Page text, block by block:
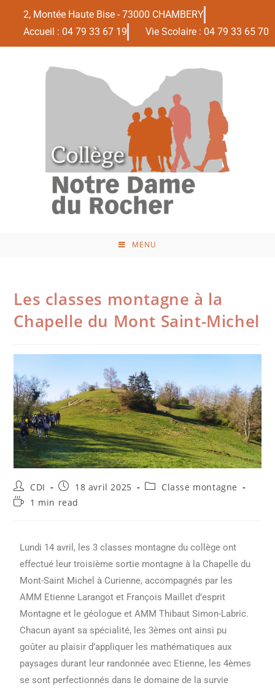
2, Montée Haute Bise - 73000 CHAMBERY
Accueil : 04 79 33 67 19
Vie Scolaire : 04 79 33 65 70
MENU
Les classes montagne à la
Chapelle du Mont Saint-Michel
CDI 18 avril 2025
Classe montagne
1 min read
Lundi 14 avril, les 3 classes montagne du collège ont
effectué leur troisième sortie montagne à la Chapelle du
Mont-Saint Michel à Curienne, accompagnés par les
AMM Etienne Larangot et François Maillet d’esprit
Montagne et le géologue et AMM Thibaut Simon-Labric.
Chacun ayant sa spécialité, les 3èmes ont ainsi pu
goûter au plaisir d’appliquer les mathématiques aux
paysages durant leur randonnée avec Etienne, les 4èmes
se sont perfectionnés dans le domaine de la survie